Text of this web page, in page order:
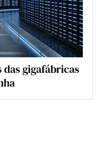
gigafábricas